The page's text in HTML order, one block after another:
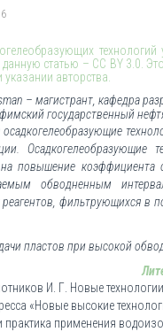
статью – CC BY 3.0.
авторства.
– магистрант, кафедра
государственный
осадкогелеобразующие
Осадкогелеобразующие
повышение коэффициента
обводненным
фильтрующихся
пластов при высокой
И. Г. Новые
«Новые высокие
применения